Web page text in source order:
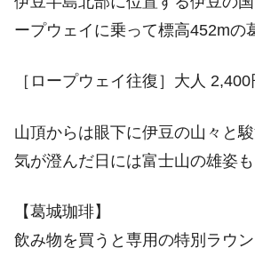
ープウェイに乗って標高452mの
［ロープウェイ往復］大人 2,400
山頂からは眼下に伊豆の山々と
気が澄んだ日には富士山の雄姿も
【葛城珈琲】
飲み物を買うと専用の特別ラウン